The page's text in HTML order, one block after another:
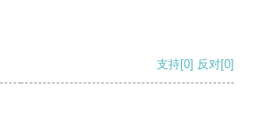
支持[0] 反对[0]